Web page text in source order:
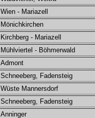
Wien - Mariazell
Mönichkirchen
Kirchberg - Mariazell
Mühlviertel - Böhmerwald
Admont
Schneeberg, Fadensteig
Wüste Mannersdorf
Schneeberg, Fadensteig
Anninger